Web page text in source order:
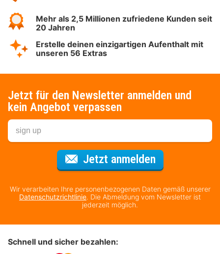
Mehr als 2,5 Millionen zufriedene Kunden seit
20 Jahren
Erstelle deinen einzigartigen Aufenthalt mit
unseren 56 Extras
Jetzt für den Newsletter anmelden und
kein Angebot verpassen
Jetzt anmeldenFür den
Wir verarbeiten Ihre personenbezogenen Daten gemäß unserer
Datenschutzrichtlinie. Die Abmeldung vom Newsletter ist
jederzeit möglich.
Schnell und sicher bezahlen: